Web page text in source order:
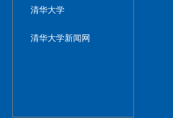
清华大学
清华大学新闻网